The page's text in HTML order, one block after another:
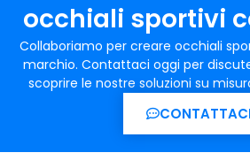
occhiali sportivi
Collaboriamo per creare occhiali
marchio. Contattaci oggi per
scoprire le nostre soluzioni su